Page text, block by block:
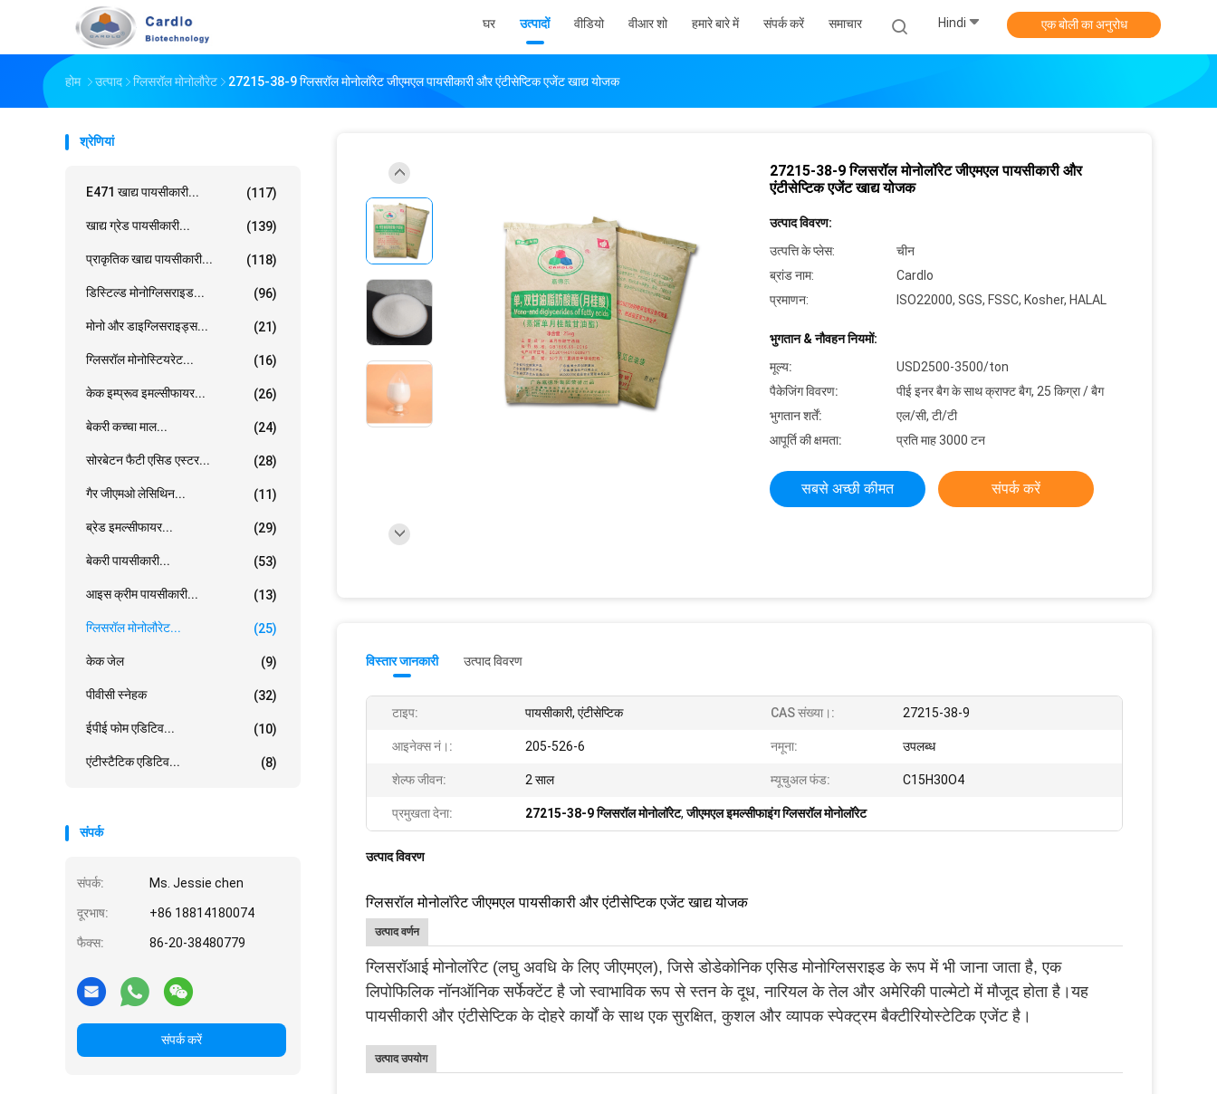
घर उत्पादों वीडियो वीआर शो हमारे बारे में संपर्क करें समाचार Hindi एक बोली का अनुरोध
होम उत्पाद ग्लिसरॉल मोनोलौरेट 27215-38-9 ग्लिसरॉल मोनोलॉरेट जीएमएल पायसीकारी और एंटीसेप्टिक एजेंट खाद्य योजक
श्रेणियां
E471 खाद्य पायसीकारी... (117)
खाद्य ग्रेड पायसीकारी... (139)
प्राकृतिक खाद्य पायसीकारी... (118)
डिस्टिल्ड मोनोग्लिसराइड... (96)
मोनो और डाइग्लिसराइड्स... (21)
ग्लिसरॉल मोनोस्टियरेट... (16)
केक इम्प्रूव इमल्सीफायर... (26)
बेकरी कच्चा माल... (24)
सोरबेटन फैटी एसिड एस्टर... (28)
गैर जीएमओ लेसिथिन... (11)
ब्रेड इमल्सीफायर... (29)
बेकरी पायसीकारी... (53)
आइस क्रीम पायसीकारी... (13)
ग्लिसरॉल मोनोलौरेट... (25)
केक जेल (9)
पीवीसी स्नेहक (32)
ईपीई फोम एडिटिव... (10)
एंटीस्टैटिक एडिटिव... (8)
संपर्क
संपर्क: Ms. Jessie chen
दूरभाष: +86 18814180074
फैक्स: 86-20-38480779
संपर्क करें
27215-38-9 ग्लिसरॉल मोनोलॉरेट जीएमएल पायसीकारी और
एंटीसेप्टिक एजेंट खाद्य योजक
उत्पाद विवरण:
उत्पत्ति के प्लेस:
चीन
ब्रांड नाम:
Cardlo
प्रमाणन:
ISO22000, SGS, FSSC, Kosher, HALAL
भुगतान & नौवहन नियमों:
मूल्य:
USD2500-3500/ton
पैकेजिंग विवरण:
पीई इनर बैग के साथ क्राफ्ट बैग, 25 किग्रा / बैग
भुगतान शर्तें:
एल/सी, टी/टी
आपूर्ति की क्षमता:
प्रति माह 3000 टन
सबसे अच्छी कीमत संपर्क करें
विस्तार जानकारी उत्पाद विवरण
टाइप: पायसीकारी, एंटीसेप्टिक CAS संख्या।: 27215-38-9
आइनेक्स नं।: 205-526-6 नमूना: उपलब्ध
शेल्फ जीवन: 2 साल म्यूचुअल फंड: C15H30O4
प्रमुखता देना: 27215-38-9 ग्लिसरॉल मोनोलॉरेट,जीएमएल इमल्सीफाइंग ग्लिसरॉल मोनोलॉरेट
उत्पाद विवरण
ग्लिसरॉल मोनोलॉरेट जीएमएल पायसीकारी और एंटीसेप्टिक एजेंट खाद्य योजक
उत्पाद वर्णन
ग्लिसरॉआई मोनोलॉरेट (लघु अवधि के लिए जीएमएल), जिसे डोडेकोनिक एसिड मोनोग्लिसराइड के रूप में भी जाना जाता है, एक
लिपोफिलिक नॉनऑनिक सर्फेक्टेंट है जो स्वाभाविक रूप से स्तन के दूध, नारियल के तेल और अमेरिकी पाल्मेटो में मौजूद होता है।यह
पायसीकारी और एंटीसेप्टिक के दोहरे कार्यों के साथ एक सुरक्षित, कुशल और व्यापक स्पेक्ट्रम बैक्टीरियोस्टेटिक एजेंट है।
उत्पाद उपयोग